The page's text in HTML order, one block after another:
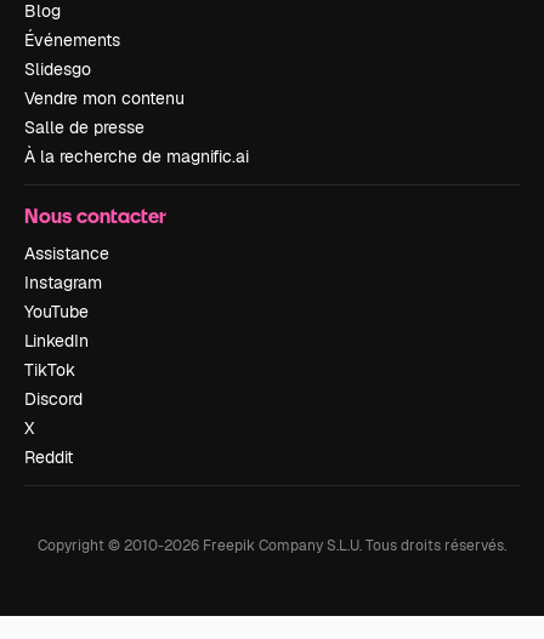
Blog
Événements
Slidesgo
Vendre mon contenu
Salle de presse
À la recherche de magnific.ai
Nous contacter
Assistance
Instagram
YouTube
LinkedIn
TikTok
Discord
X
Reddit
Copyright © 2010-2026 Freepik Company S.L.U.Tous droits réservés.